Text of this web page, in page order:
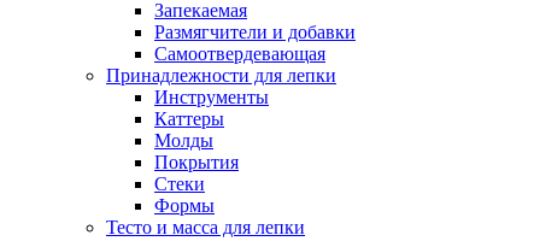
Запекаемая
Размягчители и добавки
Самоотвердевающая
Принадлежности для лепки
Инструменты
Каттеры
Молды
Покрытия
Стеки
Формы
Тесто и масса для лепки